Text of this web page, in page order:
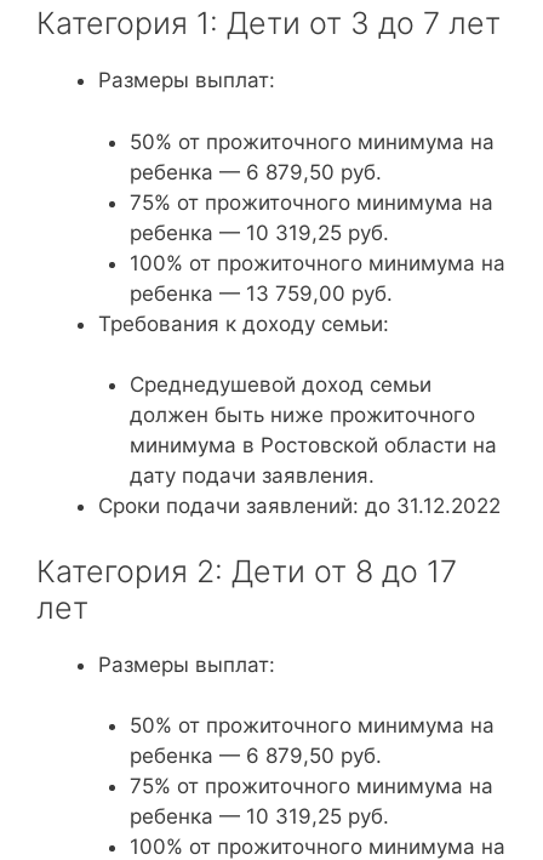
Категория 1: Дети от 3 до 7 лет
Размеры выплат:
50% от прожиточного минимума на
ребенка — 6 879,50 руб.
75% от прожиточного минимума на
ребенка — 10 319,25 руб.
100% от прожиточного минимума на
ребенка — 13 759,00 руб.
Требования к доходу семьи:
Среднедушевой доход семьи
должен быть ниже прожиточного
минимума в Ростовской области на
дату подачи заявления.
Сроки подачи заявлений: до 31.12.2022
Категория 2: Дети от 8 до 17
лет
Размеры выплат:
50% от прожиточного минимума на
ребенка — 6 879,50 руб.
75% от прожиточного минимума на
ребенка — 10 319,25 руб.
100% от прожиточного минимума на